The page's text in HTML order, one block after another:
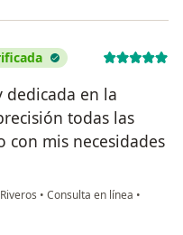
dedicada en la
todas las
con mis necesidades
• Consulta en línea •